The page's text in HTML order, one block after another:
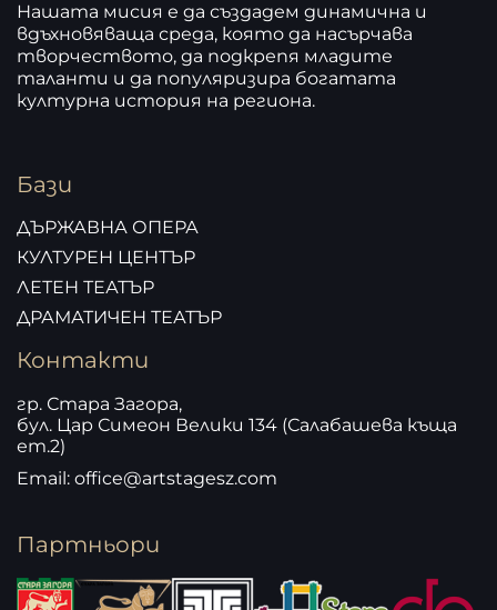
Нашата мисия е да създадем динамична и
вдъхновяваща среда, която да насърчава
творчеството, да подкрепя младите
таланти и да популяризира богатата
културна история на региона.
Бази
ДЪРЖАВНА ОПЕРА
КУЛТУРЕН ЦЕНТЪР
ЛЕТЕН ТЕАТЪР
ДРАМАТИЧЕН ТЕАТЪР
Контакти
гр. Стара Загора,
бул. Цар Симеон Велики 134 (Салабашева къща
ет.2)
Email: office@artstagesz.com
Партньори